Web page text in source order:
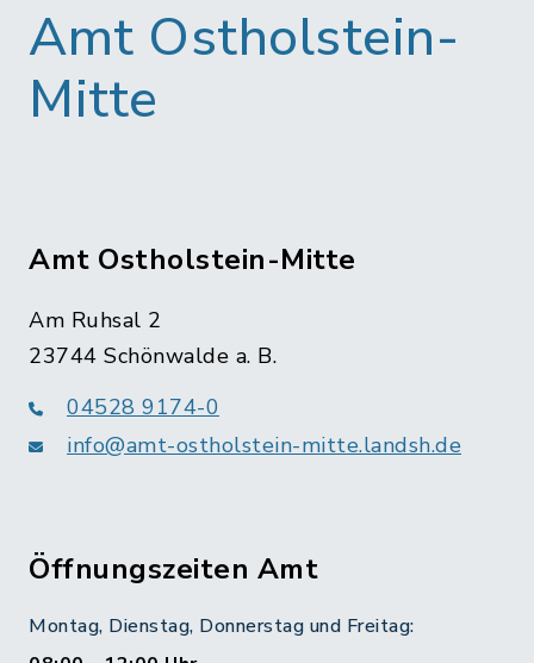
Amt Ostholstein-
Mitte
Amt Ostholstein-Mitte
Am Ruhsal 2
23744 Schönwalde a. B.
04528 9174-0
info@amt-ostholstein-mitte.landsh.de
Öffnungszeiten Amt
Montag, Dienstag, Donnerstag und Freitag: